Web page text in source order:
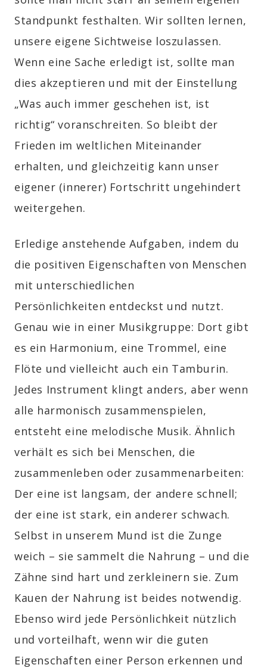
Standpunkt festhalten. Wir sollten lernen,
unsere eigene Sichtweise loszulassen.
Wenn eine Sache erledigt ist, sollte man
dies akzeptieren und mit der Einstellung
„Was auch immer geschehen ist, ist
richtig“ voranschreiten. So bleibt der
Frieden im weltlichen Miteinander
erhalten, und gleichzeitig kann unser
eigener (innerer) Fortschritt ungehindert
weitergehen.
Erledige anstehende Aufgaben, indem du
die positiven Eigenschaften von Menschen
mit unterschiedlichen
Persönlichkeiten entdeckst und nutzt.
Genau wie in einer Musikgruppe: Dort gibt
es ein Harmonium, eine Trommel, eine
Flöte und vielleicht auch ein Tamburin.
Jedes Instrument klingt anders, aber wenn
alle harmonisch zusammenspielen,
entsteht eine melodische Musik. Ähnlich
verhält es sich bei Menschen, die
zusammenleben oder zusammenarbeiten:
Der eine ist langsam, der andere schnell;
der eine ist stark, ein anderer schwach.
Selbst in unserem Mund ist die Zunge
weich – sie sammelt die Nahrung – und die
Zähne sind hart und zerkleinern sie. Zum
Kauen der Nahrung ist beides notwendig.
Ebenso wird jede Persönlichkeit nützlich
und vorteilhaft, wenn wir die guten
Eigenschaften einer Person erkennen und